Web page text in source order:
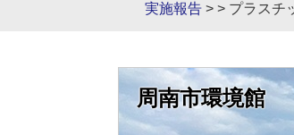
実施報告 > > プラスチ
周南市環境館